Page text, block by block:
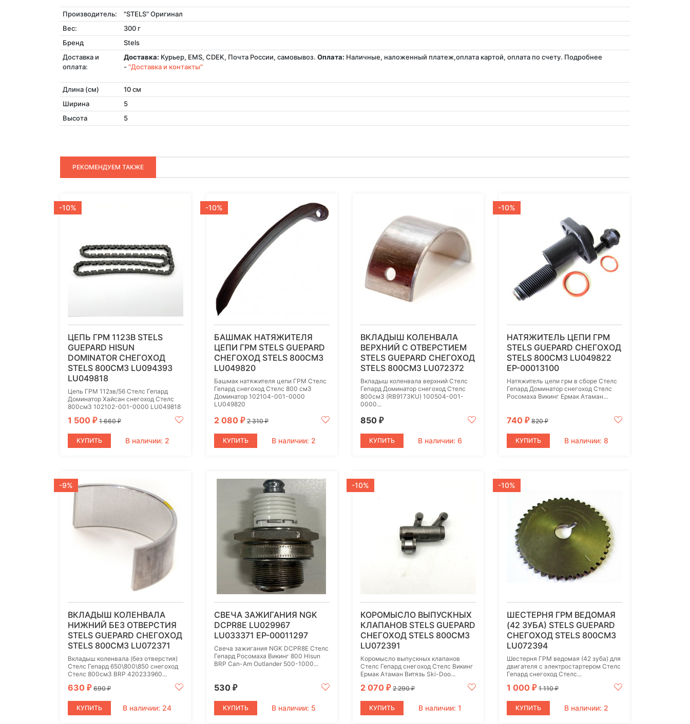
Производитель:
"STELS" Оригинал
Вес:
300 г
Бренд
Stels
Доставка и
оплата:
Доставка: Курьер, EMS, CDEK, Почта России, самовывоз. Оплата: Наличные, наложенный платеж,оплата картой, оплата по счету. Подробнее
- "Доставка и контакты"
Длина (см)
10 см
Ширина
5
Высота
5
РЕКОМЕНДУЕМ ТАКЖЕ
-10%
ЦЕПЬ ГРМ 112ЗВ STELS
GUEPARD HISUN
DOMINATOR СНЕГОХОД
STELS 800СМ3 LU094393
LU049818
Цепь ГРМ 112зв/56 Стелс Гепард
Доминатор Хайсан снегоход Стелс
800см3 102102-001-0000 LU049818
1 500 ₽ 1 660₽
КУПИТЬ В наличии: 2
-10%
БАШМАК НАТЯЖИТЕЛЯ
ЦЕПИ ГРМ STELS GUEPARD
СНЕГОХОД STELS 800СМ3
LU049820
Башмак натяжителя цепи ГРМ Стелс
Гепард снегоход Стелс 800 см3
Доминатор 102104-001-0000
LU049820
2 080 ₽ 2 310₽
КУПИТЬ В наличии: 2
ВКЛАДЫШ КОЛЕНВАЛА
ВЕРХНИЙ С ОТВЕРСТИЕМ
STELS GUEPARD СНЕГОХОД
STELS 800СМ3 LU072372
Вкладыш коленвала верхний Стелс
Гепард Доминатор снегоход Стелс
800см3 (RB9173KU) 100504-001-
0000...
850 ₽
КУПИТЬ В наличии: 6
-10%
НАТЯЖИТЕЛЬ ЦЕПИ ГРМ
STELS GUEPARD СНЕГОХОД
STELS 800СМ3 LU049822
EP-00013100
Натяжитель цепи грм в сборе Стелс
Гепард Доминатор снегоход Стелс
Росомаха Викинг Ермак Атаман...
740 ₽ 820₽
КУПИТЬ В наличии: 8
-9%
ВКЛАДЫШ КОЛЕНВАЛА
НИЖНИЙ БЕЗ ОТВЕРСТИЯ
STELS GUEPARD СНЕГОХОД
STELS 800СМ3 LU072371
Вкладыш коленвала (без отверстия)
Стелс Гепард 650\800\850 снегоход
Стелс 800см3 BRP 420233960...
630 ₽ 690₽
КУПИТЬ В наличии: 24
СВЕЧА ЗАЖИГАНИЯ NGK
DCPR8E LU029967
LU033371 EP-00011297
Свеча зажигания NGK DCPR8E Стелс
Гепард Росомаха Викинг 800 Hisun
BRP Can-Am Outlander 500-1000...
530 ₽
КУПИТЬ В наличии: 5
-10%
КОРОМЫСЛО ВЫПУСКНЫХ
КЛАПАНОВ STELS GUEPARD
СНЕГОХОД STELS 800СМ3
LU072391
Коромысло выпускных клапанов
Стелс Гепард снегоход Стелс Викинг
Ермак Атаман Витязь Ski-Doo...
2 070 ₽ 2 290₽
КУПИТЬ В наличии: 1
-10%
ШЕСТЕРНЯ ГРМ ВЕДОМАЯ
(42 ЗУБА) STELS GUEPARD
СНЕГОХОД STELS 800СМ3
LU072394
Шестерня ГРМ ведомая (42 зуба) для
двигателя с электростартером Стелс
Гепард снегоход Стелс...
1 000 ₽ 1 110₽
КУПИТЬ В наличии: 2